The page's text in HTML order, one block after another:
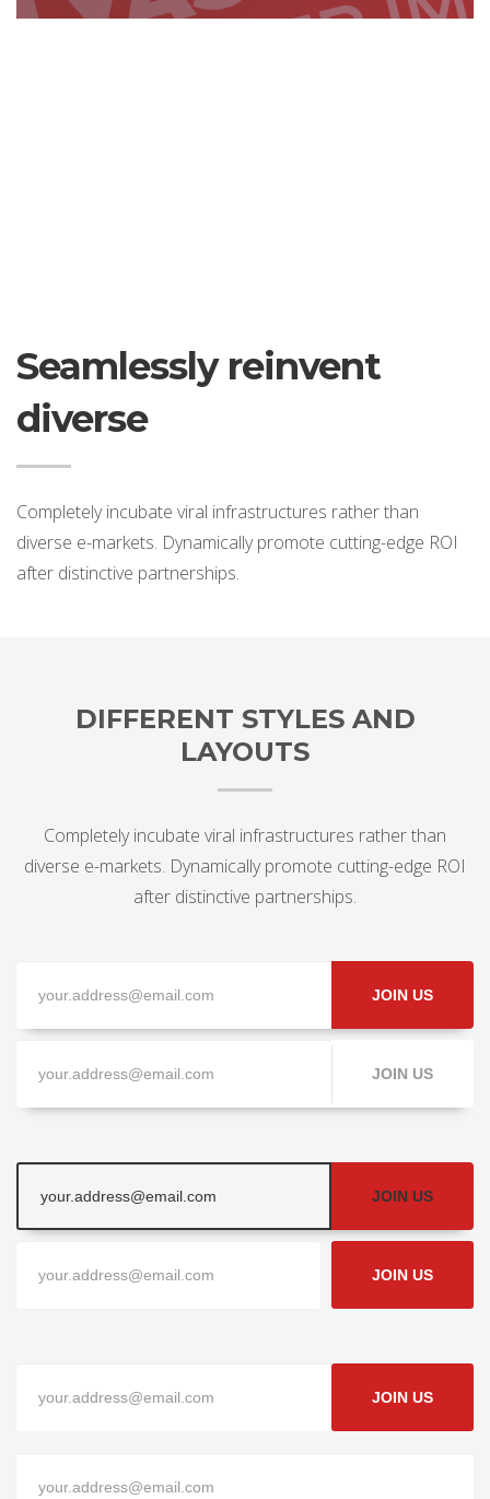
Seamlessly reinvent
diverse
Completely incubate viral infrastructures rather than
diverse e-markets. Dynamically promote cutting-edge ROI
after distinctive partnerships.
DIFFERENT STYLES AND
LAYOUTS
Completely incubate viral infrastructures rather than
diverse e-markets. Dynamically promote cutting-edge ROI
after distinctive partnerships.
JOIN US
JOIN US
JOIN US
JOIN US
JOIN US